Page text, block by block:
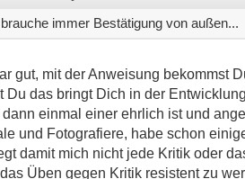
immer Bestätigung von außen...
gut, mit der Anweisung bekommst
Du das bringt Dich in der
einmal einer ehrlich ist und
und Fotografiere, habe schon
damit mich nicht jede Kritik oder
Üben gegen Kritik resistent zu